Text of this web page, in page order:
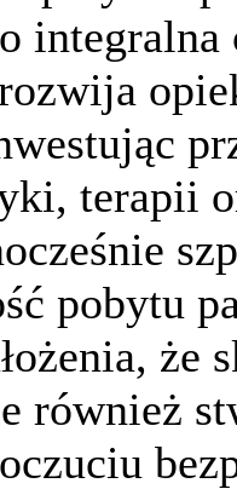
terapii
pobytu
że
również